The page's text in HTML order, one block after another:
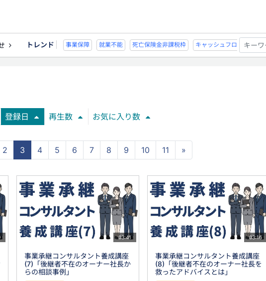
トレンド
障 就業不能 死亡保険金非課税枠 キャッシュフロー 宗教法人 事業保障 就業不能
登録日 再生数 お気に入り数
2 3 4 5 6 7 8 9 10 11 »
03:41
事業承継コンサルタント養成講座
(7)「後継者不在のオーナー社長か
らの相談事例」
03:16
事業承継コンサルタント養成講座
(8)「後継者不在のオーナー社長を
救ったアドバイスとは」